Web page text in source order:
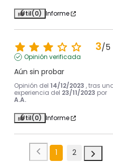
Útil(0) Informe
3/5
Opinión verificada
Aún sin probar
Opinión del 14/12/2023 , tras
experiencia del 23/11/2023 por
A.A.
Útil(0) Informe
1 2